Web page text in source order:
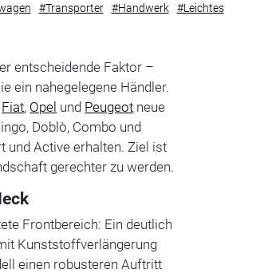
#Transporter #Handwerk
#Leichtes
entscheidende Faktor –
ein nahegelegene Händler.
Fiat, Opel und Peugeot neue
Doblò, Combo und
und Active erhalten. Ziel ist
gerechter zu werden.
Frontbereich: Ein deutlich
Kunststoffverlängerung
einen robusteren Auftritt